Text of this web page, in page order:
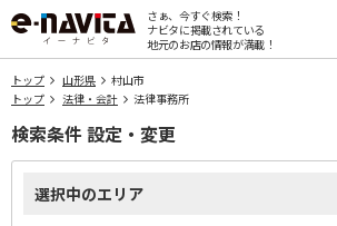
さぁ、今すぐ検索！
ナビタに掲載されている
地元のお店の情報が満載！
トップ 山形県
村山市
トップ
法律・会計 法律事務所
検索条件 設定・変更
選択中のエリア